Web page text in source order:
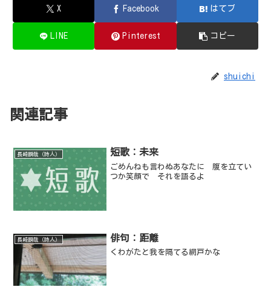
X Facebook はてブ
LINE Pinterest コピー
shuichi
関連記事
長崎瞬哉（詩人） 短歌：未来
ごめんねも言わぬあなたに 腹を立てい
つか笑顔で それを語るよ
長崎瞬哉（詩人） 俳句：距離
くわがたと我を隔てる網戸かな